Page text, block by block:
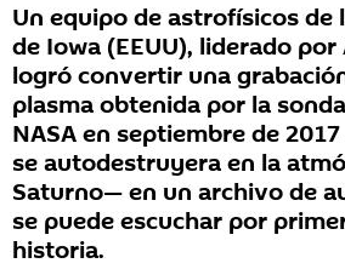
Un equipo de astrofísicos de
de Iowa (EEUU), liderado por
logró convertir una
plasma obtenida por la
NASA en septiembre de
se autodestruyera en la
Saturno— en un archivo de
se puede escuchar por
historia.